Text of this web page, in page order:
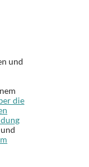
und
die
und